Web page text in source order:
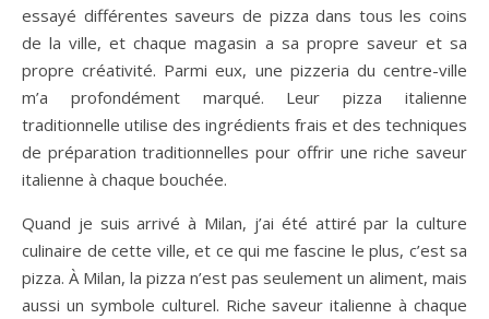
essayé différentes saveurs de pizza dans tous les coins
de la ville, et chaque magasin a sa propre saveur et sa
propre créativité. Parmi eux, une pizzeria du centre-ville
m’a profondément marqué. Leur pizza italienne
traditionnelle utilise des ingrédients frais et des techniques
de préparation traditionnelles pour offrir une riche saveur
italienne à chaque bouchée.
Quand je suis arrivé à Milan, j’ai été attiré par la culture
culinaire de cette ville, et ce qui me fascine le plus, c’est sa
pizza. À Milan, la pizza n’est pas seulement un aliment, mais
aussi un symbole culturel. Riche saveur italienne à chaque